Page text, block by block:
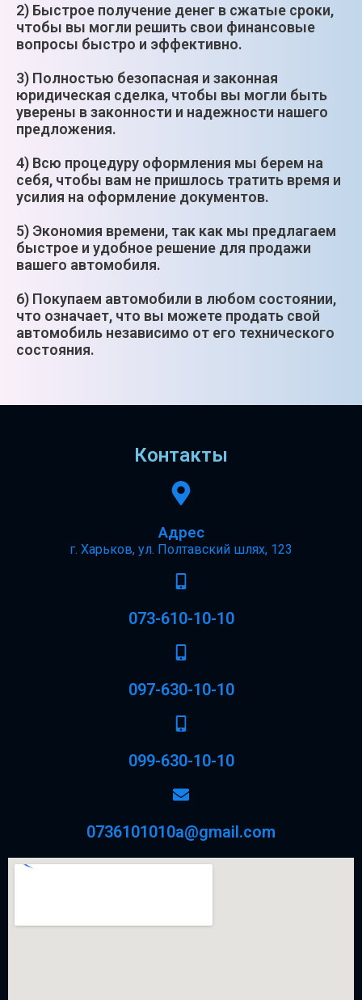
2) Быстрое получение денег в сжатые сроки,
чтобы вы могли решить свои финансовые
вопросы быстро и эффективно.
3) Полностью безопасная и законная
юридическая сделка, чтобы вы могли быть
уверены в законности и надежности нашего
предложения.
4) Всю процедуру оформления мы берем на
себя, чтобы вам не пришлось тратить время и
усилия на оформление документов.
5) Экономия времени, так как мы предлагаем
быстрое и удобное решение для продажи
вашего автомобиля.
6) Покупаем автомобили в любом состоянии,
что означает, что вы можете продать свой
автомобиль независимо от его технического
состояния.
Контакты
Адрес
г. Харьков, ул. Полтавский шлях, 123
073-610-10-10
097-630-10-10
099-630-10-10
0736101010a@gmail.com